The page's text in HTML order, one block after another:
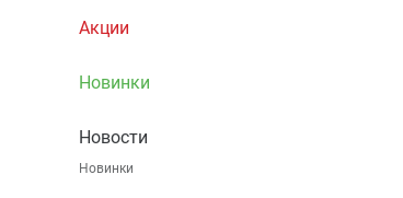
Акции
Новинки
Новости
Новинки